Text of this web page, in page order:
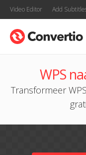
Video Editor Add
WPS
Transformeer